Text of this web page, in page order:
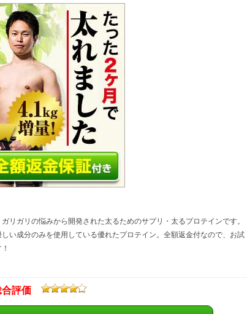
リガリの悩みから開発された太るためのサプリ・太るプロテインです。
い成分のみを使用している優れたプロテイン。全額返金付なので、お試
評価